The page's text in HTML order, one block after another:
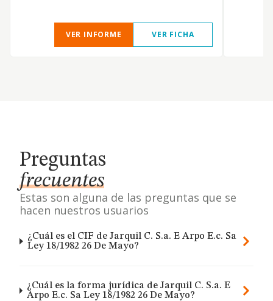
VER INFORME VER FICHA
Preguntas
frecuentes
Estas son alguna de las preguntas que se
hacen nuestros usuarios
¿Cuál es el CIF de Jarquil C. S.a. E Arpo E.c. Sa
Ley 18/1982 26 De Mayo?
¿Cuál es la forma jurídica de Jarquil C. S.a. E
Arpo E.c. Sa Ley 18/1982 26 De Mayo?